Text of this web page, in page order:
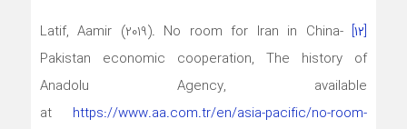
[۱۲]
Latif, Aamir (2019). No room for Iran in China-
Pakistan economic cooperation, The history of
Anadolu Agency, available
at https://www.aa.com.tr/en/asia-pacific/no-room-